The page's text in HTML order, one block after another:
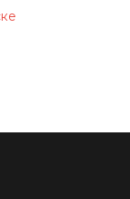
- это
сервиса.